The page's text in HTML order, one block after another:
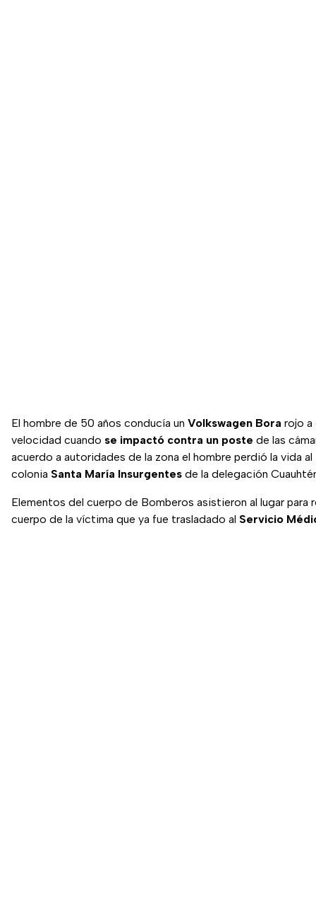
El hombre de 50 años conducía un Volkswagen Bora rojo a
velocidad cuando se impactó contra un poste de las
acuerdo a autoridades de la zona el hombre perdió la vida
colonia Santa María Insurgentes de la delegación
Elementos del cuerpo de Bomberos asistieron al lugar para
cuerpo de la víctima que ya fue trasladado al Servicio